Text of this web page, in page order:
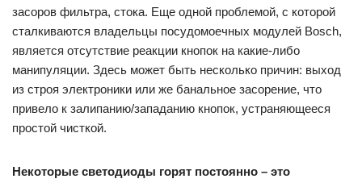
засоров фильтра, стока. Еще одной проблемой, с которой
сталкиваются владельцы посудомоечных модулей Bosch,
является отсутствие реакции кнопок на какие-либо
манипуляции. Здесь может быть несколько причин: выход
из строя электроники или же банальное засорение, что
привело к залипанию/западанию кнопок, устраняющееся
простой чисткой.
Некоторые светодиоды горят постоянно – это